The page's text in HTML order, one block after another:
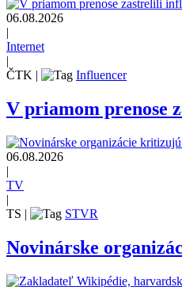
06.08.2026
|
Internet
|
ČTK | Influencer
V priamom prenose
06.08.2026
|
TV
|
TS | STVR
Novinárske